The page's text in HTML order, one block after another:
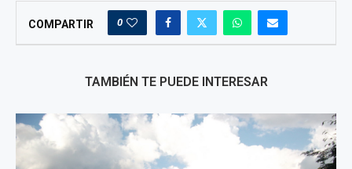
COMPARTIR 0
TAMBIÉN TE PUEDE INTERESAR